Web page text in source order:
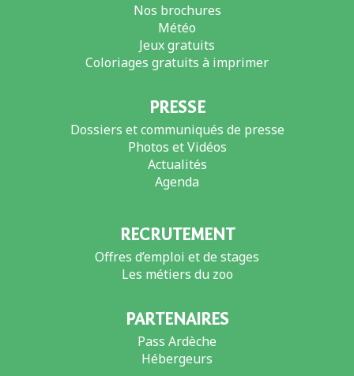
Nos brochures
Météo
Jeux gratuits
Coloriages gratuits à imprimer
PRESSE
Dossiers et communiqués de presse
Photos et Vidéos
Actualités
Agenda
RECRUTEMENT
Offres d’emploi et de stages
Les métiers du zoo
PARTENAIRES
Pass Ardèche
Hébergeurs